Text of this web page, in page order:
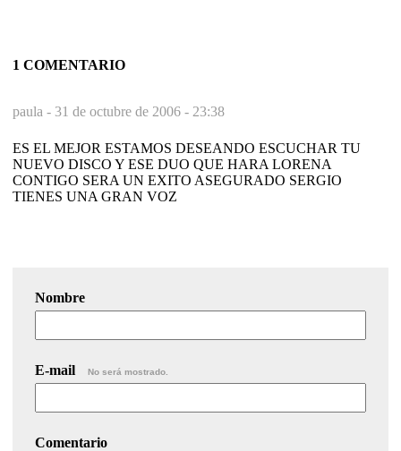
1 COMENTARIO
paula - 31 de octubre de 2006 - 23:38
ES EL MEJOR ESTAMOS DESEANDO ESCUCHAR TU
NUEVO DISCO Y ESE DUO QUE HARA LORENA
CONTIGO SERA UN EXITO ASEGURADO SERGIO
TIENES UNA GRAN VOZ
Nombre
E-mail No será mostrado.
Comentario